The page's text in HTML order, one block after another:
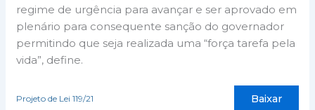
regime de urgência para avançar e ser aprovado em
plenário para consequente sanção do governador
permitindo que seja realizada uma “força tarefa pela
vida”, define.
Projeto de Lei 119/21 Baixar